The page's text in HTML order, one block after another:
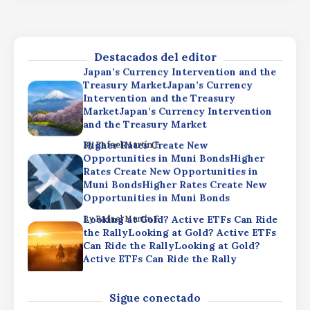
Destacados del editor
By Rafael Martín F.
Japan’s Currency Intervention and the
Treasury MarketJapan’s Currency
Intervention and the Treasury
MarketJapan’s Currency Intervention
and the Treasury Market
By Rafael Martín F.
Higher Rates Create New
Opportunities in Muni BondsHigher
Rates Create New Opportunities in
Muni BondsHigher Rates Create New
Opportunities in Muni Bonds
ByRafael Martín F.
Looking at Gold? Active ETFs Can Ride
the RallyLooking at Gold? Active ETFs
Can Ride the RallyLooking at Gold?
Active ETFs Can Ride the Rally
Japan’s Currency Intervention and the
Treasury MarketJapan’s Currency
Sigue conectado